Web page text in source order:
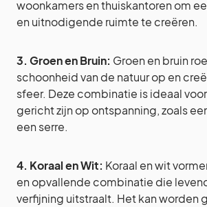
woonkamers en thuiskantoren om
en uitnodigende ruimte te creëren.
3. Groen en Bruin: Groen en bruin
schoonheid van de natuur op en
sfeer. Deze combinatie is ideaal
gericht zijn op ontspanning, zoals
een serre.
4. Koraal en Wit: Koraal en wit
en opvallende combinatie die
verfijning uitstraalt. Het kan worden